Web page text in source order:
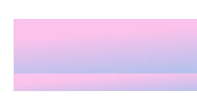
スタッフイ
ー
Staff